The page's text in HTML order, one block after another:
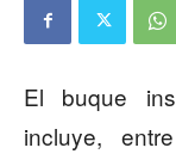
El buque
incluye,